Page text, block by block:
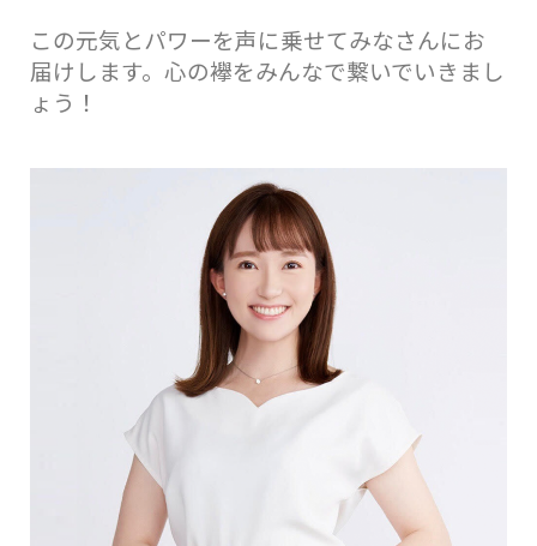
この元気とパワーを声に乗せてみなさんにお
届けします。心の襷をみんなで繋いでいきまし
ょう！